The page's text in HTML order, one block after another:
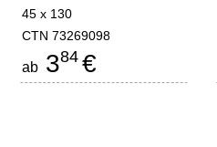
45 x 130
CTN 73269098
ab 384 €